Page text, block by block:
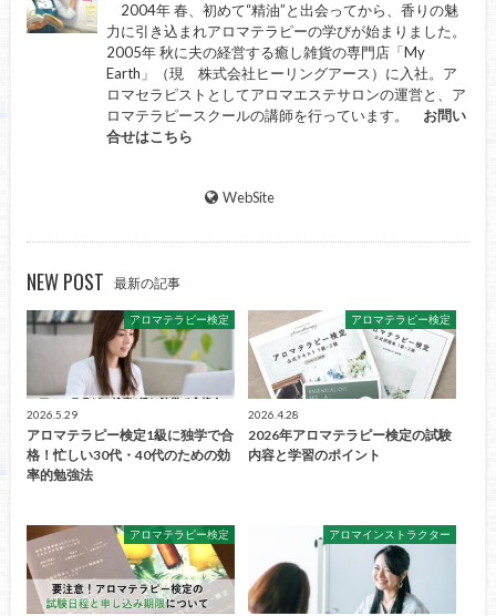
2004年 春、初めて“精油”と出会ってから、香りの魅
力に引き込まれアロマテラピーの学びが始まりました。
2005年 秋に夫の経営する癒し雑貨の専門店「My
Earth」（現 株式会社ヒーリングアース）に入社。ア
ロマセラピストとしてアロマエステサロンの運営と、ア
ロマテラピースクールの講師を行っています。 お問い
合せはこちら
WebSite
NEW POST 最新の記事
アロマテラピー検定
2026.5.29
アロマテラピー検定1級に独学で合
格！忙しい30代・40代のための効
率的勉強法
アロマテラピー検定
2026.4.28
2026年アロマテラピー検定の試験
内容と学習のポイント
アロマテラピー検定 アロマインストラクター